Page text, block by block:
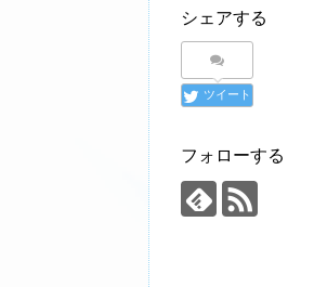
シェアする
ツイート
フォローする